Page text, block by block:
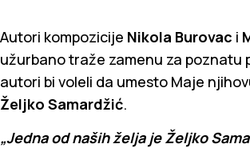
Autori kompozicije Nikola Burovac i
užurbano traže zamenu za poznatu
autori bi voleli da umesto Maje
Željko Samardžić.
„Jedna od naših želja je Željko